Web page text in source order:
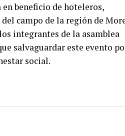
beneficio de hoteleros,
campo de la región de
integrantes de la asamblea
salvaguardar este evento
social.